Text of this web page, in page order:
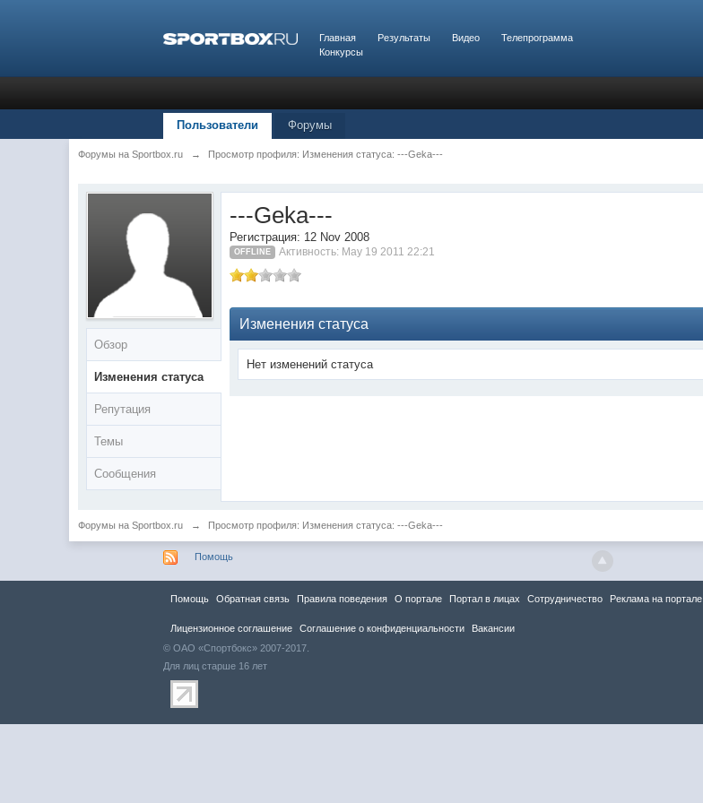
Главная Результаты Видео
Телепрограмма
Конкурсы
Пользователи Форумы
Форумы на Sportbox.ru → Просмотр профиля: Изменения статуса: ---Geka---
Обзор
Изменения статуса
Репутация
Темы
Сообщения
---Geka---
Регистрация: 12 Nov 2008
OFFLINE Активность: May 19 2011 22:21
Изменения статуса
Нет изменений статуса
Форумы на Sportbox.ru → Просмотр профиля: Изменения статуса: ---Geka---
Помощь
Помощь Обратная связь Правила повeдения О портале Портал в лицах Сотрудничество Реклама на портале
Лицензионное соглашение Соглашение о конфиденциальности
Вакансии
© ОАО «Спортбокс» 2007-2017.
Для лиц старше 16 лет